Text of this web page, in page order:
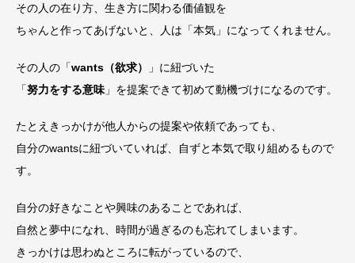
その人の在り方、生き方に関わる価値観を
ちゃんと作ってあげないと、人は「本気」になってくれません。
その人の「wants（欲求）
」に紐づいた
「努力をする意味 」を提案できて初めて動機づけになるのです。
たとえきっかけが他人からの提案や依頼であっても、
自分のwantsに紐づいていれば、自ずと本気で取り組めるもので
す。
自分の好きなことや興味のあることであれば、
自然と夢中になれ、時間が過ぎるのも忘れてしまいます。
きっかけは思わぬところに転がっているので、